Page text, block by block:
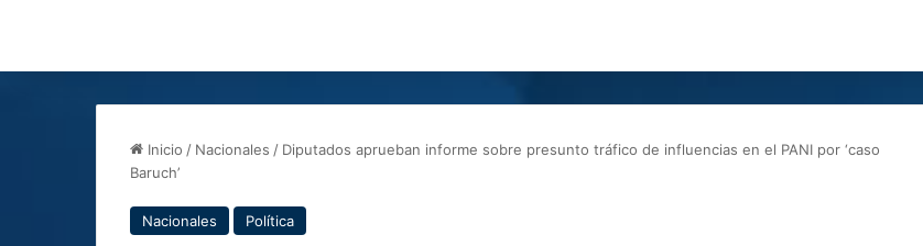
Inicio / Nacionales / Diputados aprueban informe sobre presunto tráfico de influencias en el PANI por ‘caso
Baruch’
Nacionales Política